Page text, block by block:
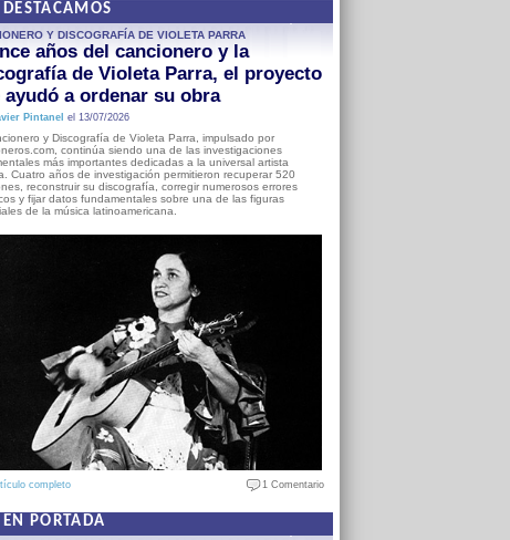
Y DISCOGRAFÍA DE VIOLETA PARRA
años del cancionero y la
de Violeta Parra, el proyecto
ayudó a ordenar su obra
Pintanel el 13/07/2026
y Discografía de Violeta Parra, impulsado por
continúa siendo una de las investigaciones
más importantes dedicadas a la universal artista
Cuatro años de investigación permitieron recuperar 520
reconstruir su discografía, corregir numerosos errores
y fijar datos fundamentales sobre una de las figuras
de la música latinoamericana.
completo 1 Comentario
PORTADA